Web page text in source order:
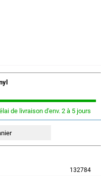
de livraison d'env. 2 à 5 jours
132784